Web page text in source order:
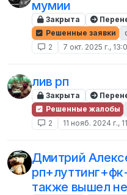
мумии
Закрыта
Решенные заявки
2
7 окт. 2025 г.,
лив рп
Закрыта
Решенные жалобы
2
11 нояб. 2024 г.,
Дмитрий
также вышел